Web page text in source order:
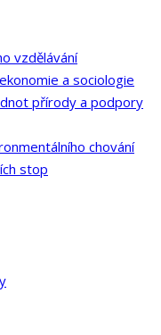
vzdělávání
a sociologie
přírody a podpory
chování
stop